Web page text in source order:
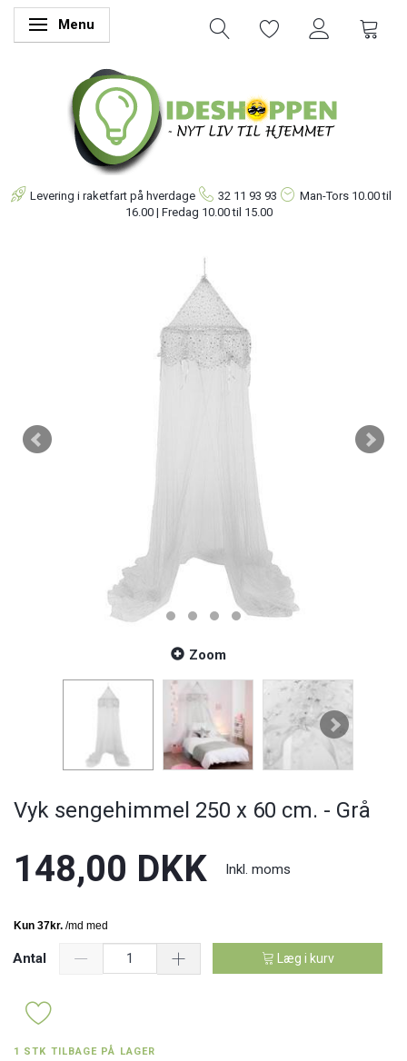
Skifte navigation
Menu
Levering i raketfart på hverdage 32 11 93 93 Man-Tors 10.00 til
16.00 | Fredag 10.00 til 15.00
Zoom
Vyk sengehimmel 250 x 60 cm. - Grå
148,00 DKK Inkl. moms
Antal Læg i kurv
1 STK TILBAGE PÅ LAGER